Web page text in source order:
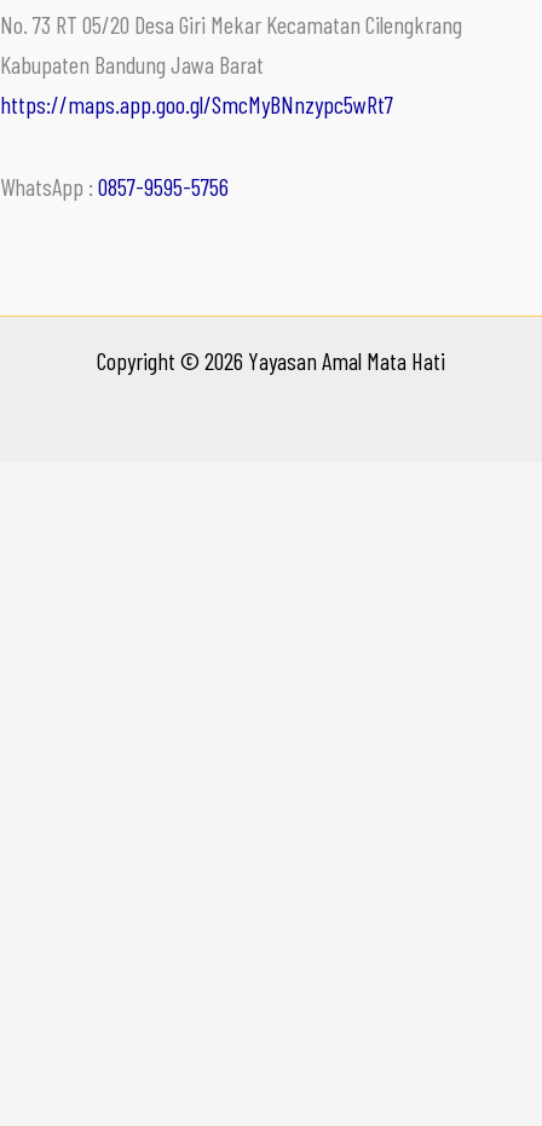
No. 73 RT 05/20 Desa Giri Mekar Kecamatan Cilengkrang
Kabupaten Bandung Jawa Barat
https://maps.app.goo.gl/SmcMyBNnzypc5wRt7
WhatsApp : 0857-9595-5756
Copyright © 2026 Yayasan Amal Mata Hati